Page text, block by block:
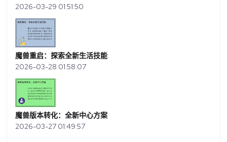
2026-03-29 01:51:50
魔兽重启：探索全新生活技能
2026-03-28 01:58:07
魔兽版本转化：全新中心方案
2026-03-27 01:49:57